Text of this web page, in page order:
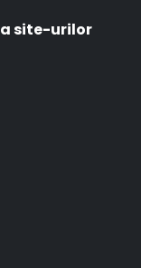
site-urilor